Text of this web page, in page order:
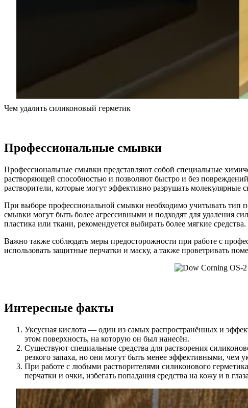
Чем удалить силиконовый герметик
Профессиональные смывки
Профессиональные смывки представляют собой специальные
растворяющей способностью и позволяют быстро и без
растворители, которые могут эффективно разрушать молекулярные
При выборе профессиональной смывки необходимо учитывать тип
смывки могут быть более агрессивными и подходят для удаления
пластика или ткани, рекомендуется выбирать более мягкие средства.
Важно также соблюдать меры предосторожности при работе с
использовать защитные перчатки и маску, а также проветривать
Интересные факты
Уксусная кислота — один из самых распространённых и
этом поверхность, на которую он был нанесён.
Существуют специальные средства для растворения
резкого запаха, но они могут быть менее эффективными, чем
При работе с любыми растворителями силиконового
перчатки и очки, избегать попадания средства на кожу и в